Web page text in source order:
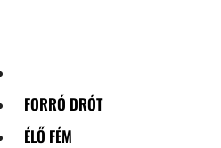
FORRÓ DRÓT
ÉLŐ FÉM